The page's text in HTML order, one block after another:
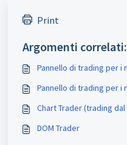
Print
Argomenti correlati:
Pannello di trading per i
Pannello di trading per
Chart Trader (trading
DOM Trader